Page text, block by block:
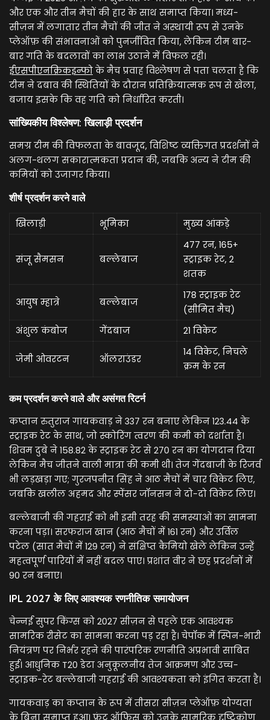
और एक और तीन मैचों की हार के साथ समाप्त किया। मध्य-
सीज़न में लगातार तीन मैचों की जीत ने अस्थायी रूप से उनके
प्लेऑफ़ की संभावनाओं को पुनर्जीवित किया, लेकिन टीम बार-
बार गति के बदलावों का लाभ उठाने में विफल रही।
ईएसपीएनक्रिकइन्फो के मैच प्रवाह विश्लेषण से पता चलता है कि
टीम ने दबाव की स्थितियों के दौरान प्रतिक्रियात्मक रूप से खेला,
बजाय इसके कि वह गति को निर्धारित करती।
सांख्यिकीय विश्लेषण: खिलाड़ी प्रदर्शन
समग्र टीम की विफलता के बावजूद, विशिष्ट व्यक्तिगत प्रदर्शनों ने
अलग-थलग सकारात्मकता प्रदान की, जबकि अन्य ने टीम की
कमियों को उजागर किया।
शीर्ष प्रदर्शन करने वाले
खिलाड़ी भूमिका मुख्य आंकड़े
संजू सैमसन बल्लेबाज
477 रन, 165+
स्ट्राइक रेट, 2
शतक
आयुष म्हात्रे बल्लेबाज
178 स्ट्राइक रेट
(सीमित मैच)
अंशुल कंबोज
गेंदबाज 21 विकेट
जेमी ओवरटन ऑलराउंडर
14 विकेट, निचले
क्रम के रन
कम प्रदर्शन करने वाले और असंगत रिटर्न
कप्तान रुतुराज गायकवाड़ ने 337 रन बनाए लेकिन 123.44 के
स्ट्राइक रेट के साथ, जो स्कोरिंग त्वरण की कमी को दर्शाता है।
शिवम दुबे ने 158.82 के स्ट्राइक रेट से 270 रन का योगदान दिया
लेकिन मैच जीतने वाली मात्रा की कमी थी। तेज गेंदबाजी के रिजर्व
भी लड़खड़ा गए; गुरजपनीत सिंह ने आठ मैचों में चार विकेट लिए,
जबकि खलील अहमद और स्पेंसर जॉनसन ने दो-दो विकेट लिए।
बल्लेबाजी की गहराई को भी इसी तरह की समस्याओं का सामना
करना पड़ा। सरफराज खान (आठ मैचों में 161 रन) और उर्विल
पटेल (सात मैचों में 129 रन) ने संक्षिप्त कैमियो खेले लेकिन उन्हें
महत्वपूर्ण पारियों में नहीं बदल पाए। प्रशांत वीर ने छह प्रदर्शनों में
90 रन बनाए।
IPL 2027 के लिए आवश्यक रणनीतिक समायोजन
चेन्नई सुपर किंग्स को 2027 सीज़न से पहले एक आवश्यक
सामरिक रीसेट का सामना करना पड़ रहा है। चेपॉक में स्पिन-भारी
नियंत्रण पर निर्भर रहने की पारंपरिक रणनीति अप्रभावी साबित
हुई। आधुनिक T20 डेटा अनुकूलनीय तेज आक्रमण और उच्च-
स्ट्राइक-रेट बल्लेबाजी गहराई की आवश्यकता को इंगित करता है।
गायकवाड़ का कप्तान के रूप में तीसरा सीज़न प्लेऑफ़ योग्यता